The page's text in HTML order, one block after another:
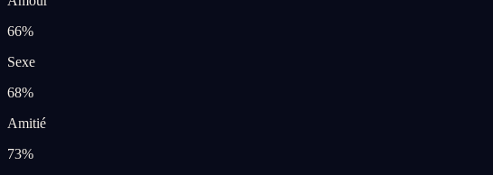
66%
Sexe
68%
Amitié
73%